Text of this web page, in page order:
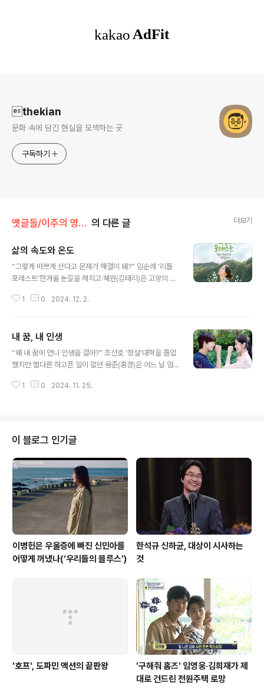
thekian
문화 속에 담긴 현실을 모색하는 곳
구독하기
옛글들/이주의 영화 대사 의 다른 글 더보기
삶의 속도와 온도
“그렇게 바쁘게 산다고 문제가 해결이 돼?” 임순례 ‘리틀
포레스트’한겨울 눈길을 헤치고 혜원(김태리)은 고향의 빈
밭을 헤쳐 실해 보이는 배추를 뽑아와, 팔팔 끓인 배추 된장
임순례 감독의 영화 ‘리틀 포레스트’의 첫 도입부를 채우는
이 장면은 이 영화가 하려는 이야기를 압축해서 담아놓는
다. 시험에도 떨어지고 남자친구와도 소원해진 혜원은 그
의 온도는 쉽게 올라가지 않는다. 그래서 무작정 고향으로
1 0 2024. 12. 2.
내 꿈, 내 인생
“왜 내 꿈에 언니 인생을 걸어?” 조선호 ‘청설’대학을 졸업
했지만 별다른 하고픈 일이 없던 용준(홍경)은 어느 날 엄
을 보고 첫눈에 반해 버린다. 여름은 수영장에서 동생 가을
게는 별 중요한 일도 아니었다. 그래서 대학 시절 배웠던 수
어로 여름과 대화하며 점점 다가가고, 그런 용준의 용기를
가을도 응원한다. 조선호 감독의 ‘청설’은 동명의 대만 원
작을 리메이크한 영화로 청각장애인과의 사랑 이야기로 대
사보다는 수어가 더 많이 등장하는 작품이다. 워낙 말의 홍
수와 공해(?) 속에서 ..
1 0 2024. 11. 25.
이 블로그 인기글
이병헌은 우울증에 빠진 신민아를
어떻게 꺼냈나(‘우리들의 블루스’)
한석규 신하균, 대상이 시사하는
것
'호프', 도파민 액션의 끝판왕
'구해줘 홈즈' 임영웅·김희재가 제
대로 건드린 전원주택 로망